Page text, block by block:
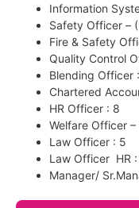
Information
Safety Officer –
Fire & Safety
Quality Control
Blending Officer
Chartered
HR Officer : 8
Welfare Officer
Law Officer : 5
Law Officer HR
Manager/